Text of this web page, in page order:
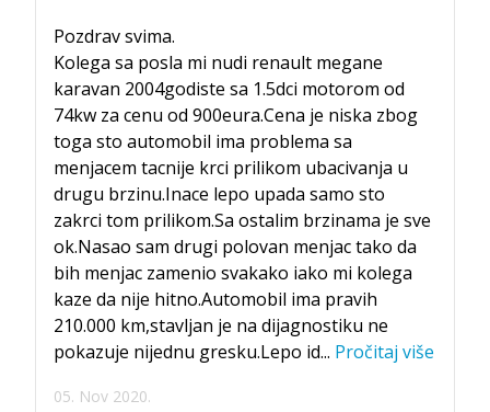
Pozdrav svima.
Kolega sa posla mi nudi renault megane
karavan 2004godiste sa 1.5dci motorom od
74kw za cenu od 900eura.Cena je niska zbog
toga sto automobil ima problema sa
menjacem tacnije krci prilikom ubacivanja u
drugu brzinu.Inace lepo upada samo sto
zakrci tom prilikom.Sa ostalim brzinama je sve
ok.Nasao sam drugi polovan menjac tako da
bih menjac zamenio svakako iako mi kolega
kaze da nije hitno.Automobil ima pravih
210.000 km,stavljan je na dijagnostiku ne
pokazuje nijednu gresku.Lepo id... Pročitaj više
05. Nov 2020.